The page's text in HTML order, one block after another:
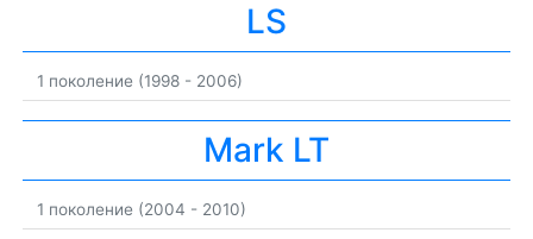
LS
1 поколение (1998 - 2006)
Mark LT
1 поколение (2004 - 2010)